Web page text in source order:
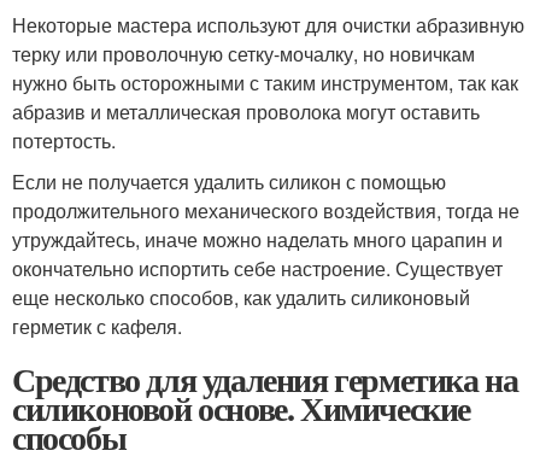
Некоторые мастера используют для очистки абразивную
терку или проволочную сетку-мочалку, но новичкам
нужно быть осторожными с таким инструментом, так как
абразив и металлическая проволока могут оставить
потертость.
Если не получается удалить силикон с помощью
продолжительного механического воздействия, тогда не
утруждайтесь, иначе можно наделать много царапин и
окончательно испортить себе настроение. Существует
еще несколько способов, как удалить силиконовый
герметик с кафеля.
Средство для удаления герметика на
силиконовой основе. Химические
способы